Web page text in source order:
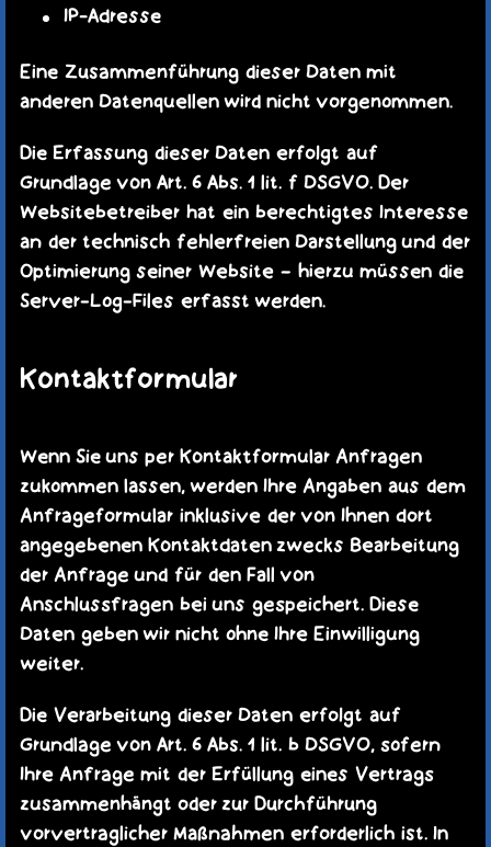
IP-Adresse
Eine Zusammenführung dieser Daten mit
anderen Datenquellen wird nicht vorgenommen.
Die Erfassung dieser Daten erfolgt auf
Grundlage von Art. 6 Abs. 1 lit. f DSGVO. Der
Websitebetreiber hat ein berechtigtes Interesse
an der technisch fehlerfreien Darstellung und der
Optimierung seiner Website – hierzu müssen die
Server-Log-Files erfasst werden.
Kontaktformular
Wenn Sie uns per Kontaktformular Anfragen
zukommen lassen, werden Ihre Angaben aus dem
Anfrageformular inklusive der von Ihnen dort
angegebenen Kontaktdaten zwecks Bearbeitung
der Anfrage und für den Fall von
Anschlussfragen bei uns gespeichert. Diese
Daten geben wir nicht ohne Ihre Einwilligung
weiter.
Die Verarbeitung dieser Daten erfolgt auf
Grundlage von Art. 6 Abs. 1 lit. b DSGVO, sofern
Ihre Anfrage mit der Erfüllung eines Vertrags
zusammenhängt oder zur Durchführung
vorvertraglicher Maßnahmen erforderlich ist. In